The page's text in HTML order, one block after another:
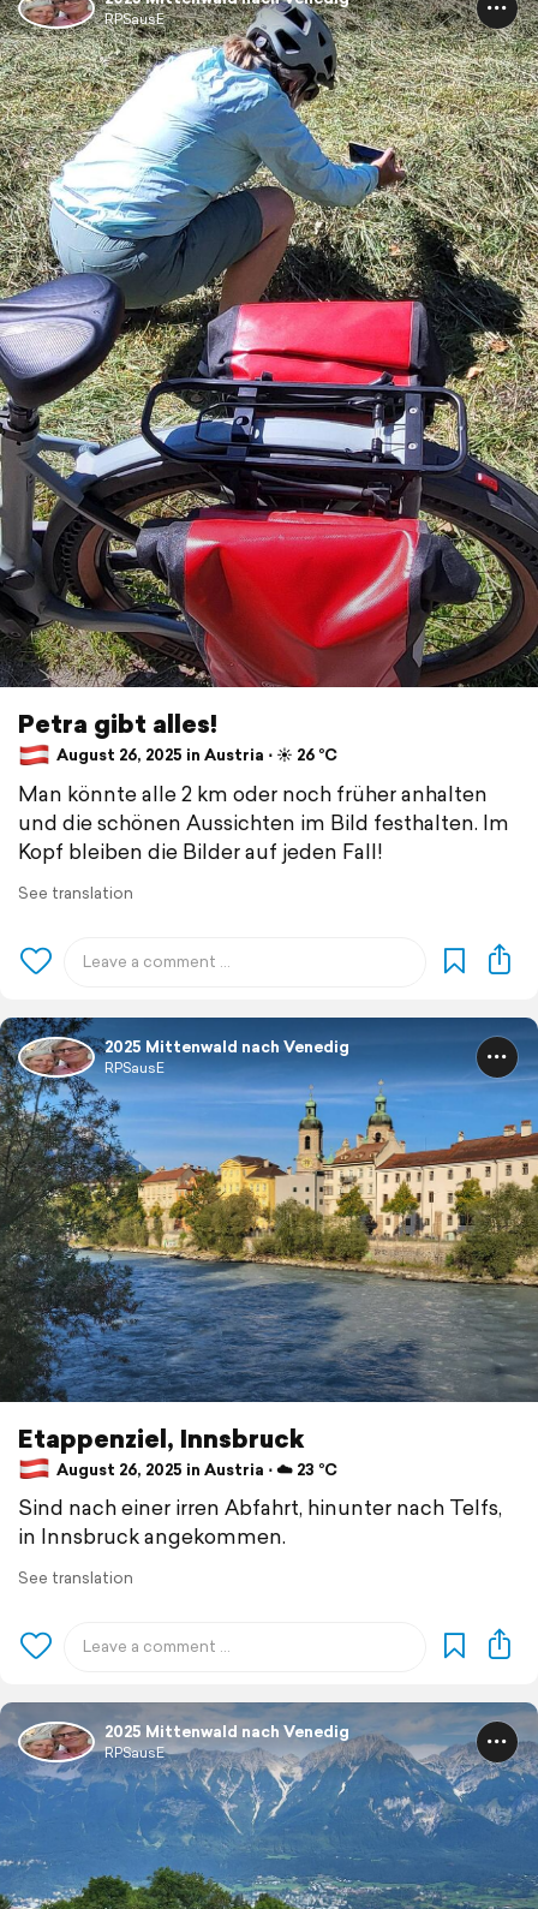
RPSausE
Petra gibt alles!
August 26, 2025 in Austria ⋅ ☀️ 26 °C
Man könnte alle 2 km oder noch früher anhalten
und die schönen Aussichten im Bild festhalten. Im
Kopf bleiben die Bilder auf jeden Fall!
See translation
2025 Mittenwald nach Venedig
RPSausE
Etappenziel, Innsbruck
August 26, 2025 in Austria ⋅ ☁️ 23 °C
Sind nach einer irren Abfahrt, hinunter nach Telfs,
in Innsbruck angekommen.
See translation
2025 Mittenwald nach Venedig
RPSausE